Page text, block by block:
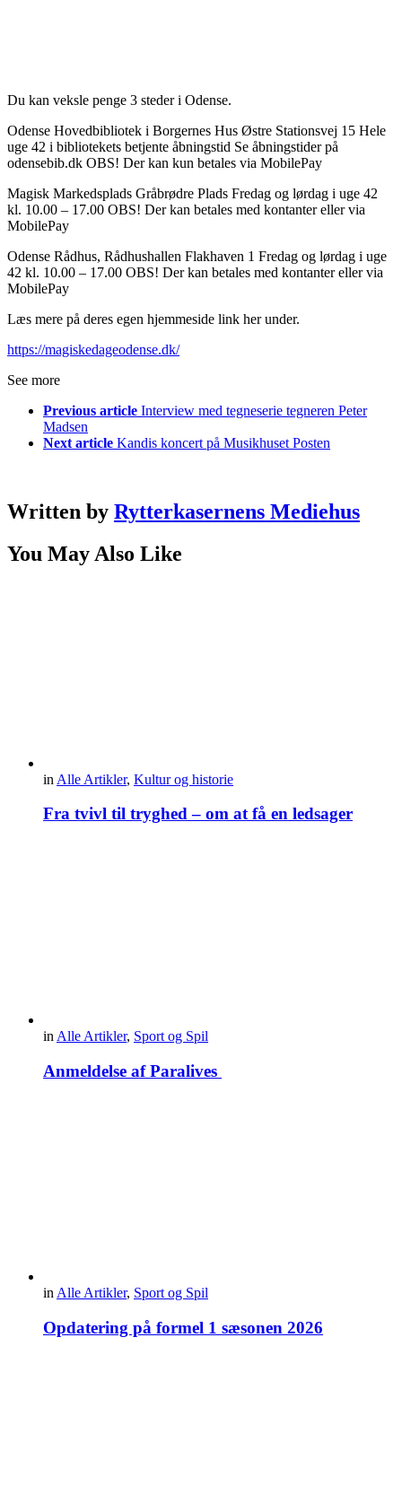
Du kan veksle penge 3 steder i Odense.
Odense Hovedbibliotek i Borgernes Hus Østre Stationsvej 15 Hele
uge 42 i bibliotekets betjente åbningstid Se åbningstider på
odensebib.dk OBS! Der kan kun betales via MobilePay
Magisk Markedsplads Gråbrødre Plads Fredag og lørdag i uge 42
kl. 10.00 – 17.00 OBS! Der kan betales med kontanter eller via
MobilePay
Odense Rådhus, Rådhushallen Flakhaven 1 Fredag og lørdag i uge
42 kl. 10.00 – 17.00 OBS! Der kan betales med kontanter eller via
MobilePay
Læs mere på deres egen hjemmeside link her under.
https://magiskedageodense.dk/
See more
Previous article Interview med tegneserie tegneren Peter
Madsen
Next article Kandis koncert på Musikhuset Posten
Written by Rytterkasernens Mediehus
You May Also Like
in Alle Artikler, Kultur og historie
Fra tvivl til tryghed – om at få en ledsager
in Alle Artikler, Sport og Spil
Anmeldelse af Paralives
inAlle Artikler, Sport og Spil
Opdatering på formel 1 sæsonen 2026